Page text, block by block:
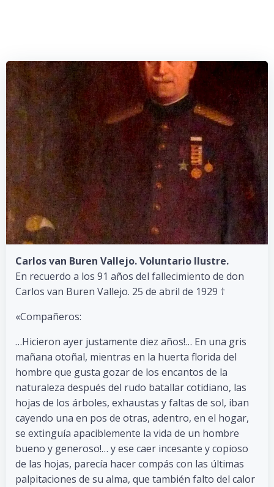
Carlos van Buren Vallejo. Voluntario Ilustre.
En recuerdo a los 91 años del fallecimiento de don
Carlos van Buren Vallejo. 25 de abril de 1929 †
«Compañeros:
…Hicieron ayer justamente diez años!… En una gris
mañana otoñal, mientras en la huerta florida del
hombre que gusta gozar de los encantos de la
naturaleza después del rudo batallar cotidiano, las
hojas de los árboles, exhaustas y faltas de sol, iban
cayendo una en pos de otras, adentro, en el hogar,
se extinguía apaciblemente la vida de un hombre
bueno y generoso!… y ese caer incesante y copioso
de las hojas, parecía hacer compás con las últimas
palpitaciones de su alma, que también falto del calor